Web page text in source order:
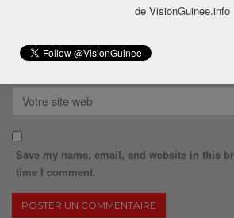
Save my name, email, and website in this
time I comment.
de VisionGuinee.info